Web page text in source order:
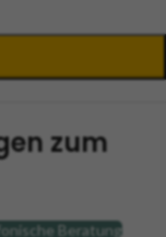
zum
Beratung